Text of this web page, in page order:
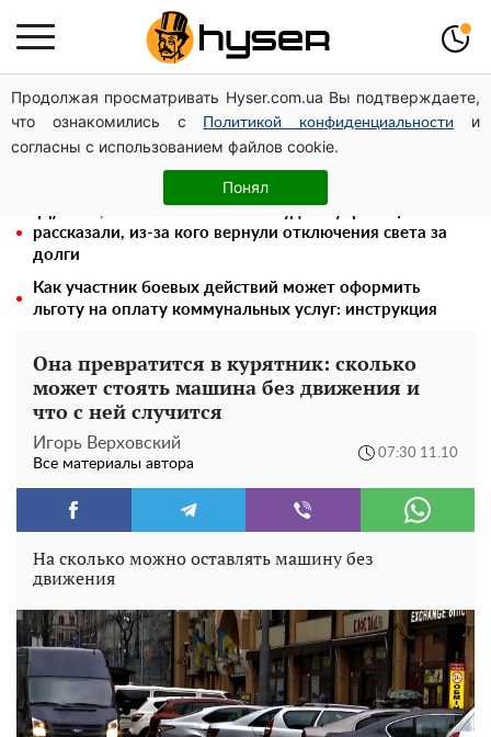
Продолжая просматривать Hyser.com.ua Вы подтверждаете,
что ознакомились с
Политикой конфиденциальности
и
согласны с использованием файлов cookie.
Понял
Елена Тополя слив видео – это далеко не все:
фронтмен "Антитела" Тарас Тополя стал следующим
"Холостячка" Ксения Мишина перестаралась и
блеснула зоной бикини: слишком широко раздвинула
рассказали, из-за кого вернули отключения света за
долги
Как участник боевых действий может оформить
льготу на оплату коммунальных услуг: инструкция
Она превратится в курятник: сколько
может стоять машина без движения и
что с ней случится
Игорь Верховский
Все материалы автора
07:30 11.10
На сколько можно оставлять машину без
движения